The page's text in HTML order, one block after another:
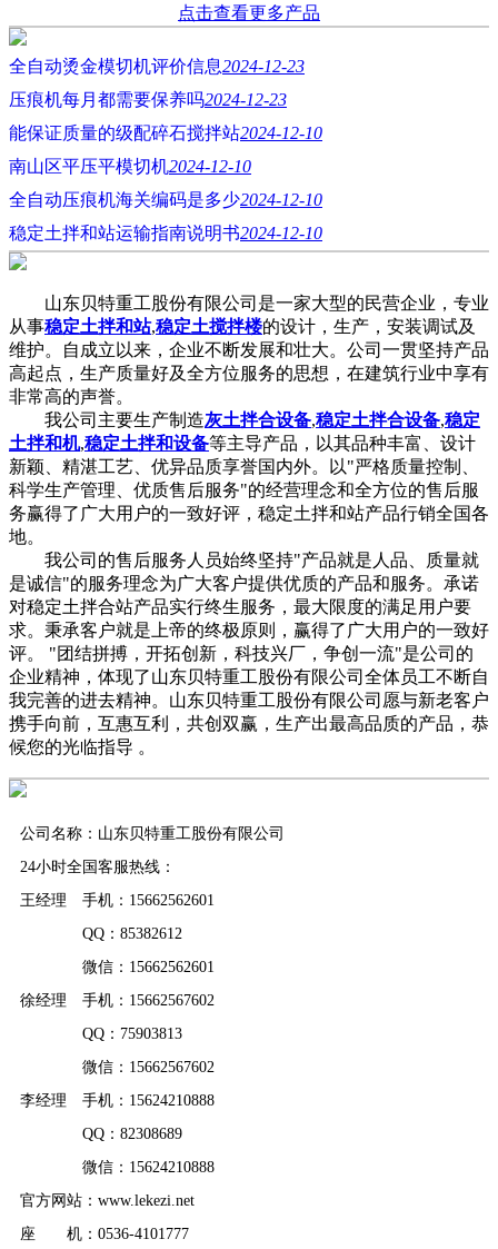
点击查看更多产品
全自动烫金模切机评价信息2024-12-23
压痕机每月都需要保养吗2024-12-23
能保证质量的级配碎石搅拌站2024-12-10
南山区平压平模切机2024-12-10
全自动压痕机海关编码是多少2024-12-10
稳定土拌和站运输指南说明书2024-12-10
山东贝特重工股份有限公司是一家大型的民营企业，专业
从事稳定土拌和站,稳定土搅拌楼的设计，生产，安装调试及
维护。自成立以来，企业不断发展和壮大。公司一贯坚持产品
高起点，生产质量好及全方位服务的思想，在建筑行业中享有
非常高的声誉。
我公司主要生产制造灰土拌合设备,稳定土拌合设备,稳定
土拌和机,稳定土拌和设备等主导产品，以其品种丰富、设计
新颖、精湛工艺、优异品质享誉国内外。以"严格质量控制、
科学生产管理、优质售后服务"的经营理念和全方位的售后服
务赢得了广大用户的一致好评，稳定土拌和站产品行销全国各
地。
我公司的售后服务人员始终坚持"产品就是人品、质量就
是诚信"的服务理念为广大客户提供优质的产品和服务。承诺
对稳定土拌合站产品实行终生服务，最大限度的满足用户要
求。秉承客户就是上帝的终极原则，赢得了广大用户的一致好
评。 "团结拼搏，开拓创新，科技兴厂，争创一流"是公司的
企业精神，体现了山东贝特重工股份有限公司全体员工不断自
我完善的进去精神。山东贝特重工股份有限公司愿与新老客户
携手向前，互惠互利，共创双赢，生产出最高品质的产品，恭
候您的光临指导 。
公司名称：山东贝特重工股份有限公司
24小时全国客服热线：
王经理 手机：15662562601
QQ：85382612
微信：15662562601
徐经理 手机：15662567602
QQ：75903813
微信：15662567602
李经理 手机：15624210888
QQ：82308689
微信：15624210888
官方网站：www.lekezi.net
座 机：0536-4101777